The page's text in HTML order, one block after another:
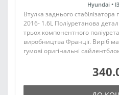
Hyundai •
Втулка заднього
2016- 1.6L Поліуретанова
трьох компонентного
виробництва Франції. Виріб
гумові оригінальні